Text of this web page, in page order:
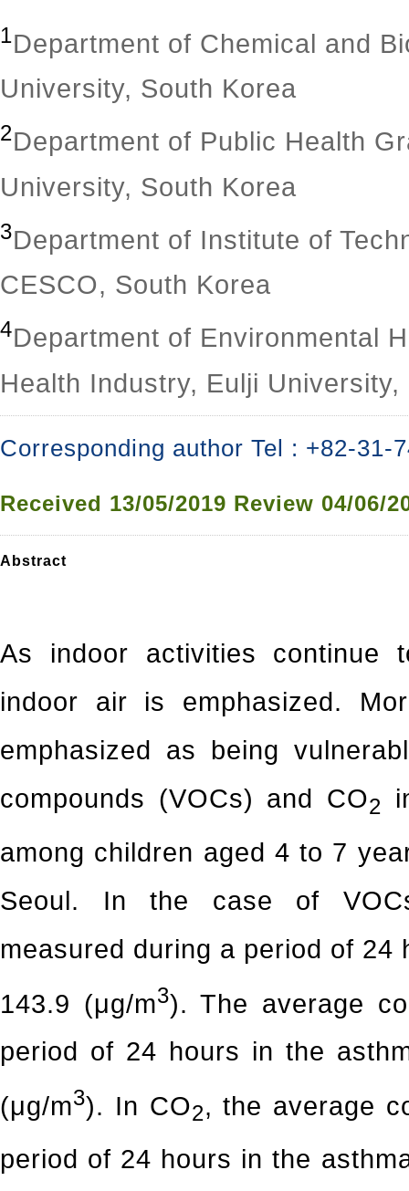
1Department of Chemical and
University, South Korea
2Department of Public Health
University, South Korea
3Department of Institute of
CESCO, South Korea
4Department of Environmental
Health Industry, Eulji University,
Corresponding author Tel : +82-
Received 13/05/2019 Review 04/06/
Abstract
As indoor activities continue
indoor air is emphasized.
emphasized as being
compounds (VOCs) and CO2
among children aged 4 to 7
Seoul. In the case of
measured during a period of
143.9 (μg/m3). The average
period of 24 hours in the
(μg/m3). In CO2, the average
period of 24 hours in the